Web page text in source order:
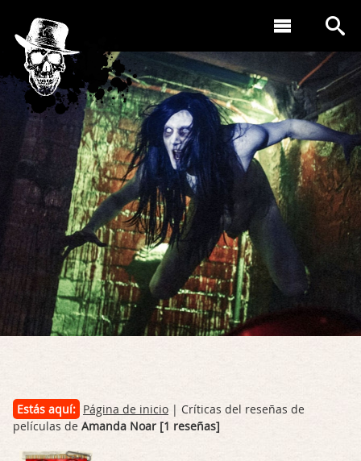
Estás aquí: Página de inicio | Críticas del reseñas de
películas de Amanda Noar [1 reseñas]